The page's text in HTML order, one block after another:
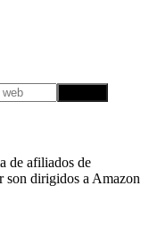
de afiliados de
son dirigidos a Amazon